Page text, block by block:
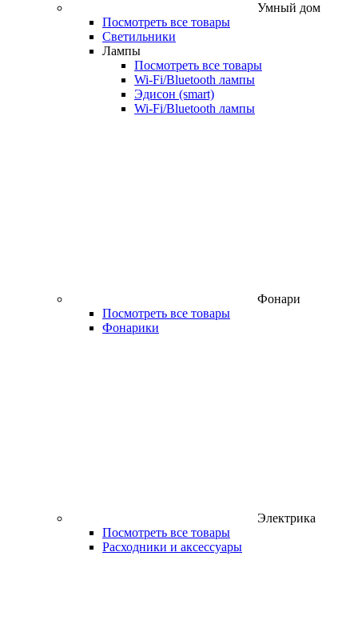
Умный дом
Посмотреть все товары
Светильники
Лампы
Посмотреть все товары
Wi‑Fi/Bluetooth лампы
Эдисон (smart)
Wi-Fi/Bluetooth лампы
Фонари
Посмотреть все товары
Фонарики
Электрика
Посмотреть все товары
Расходники и аксессуары